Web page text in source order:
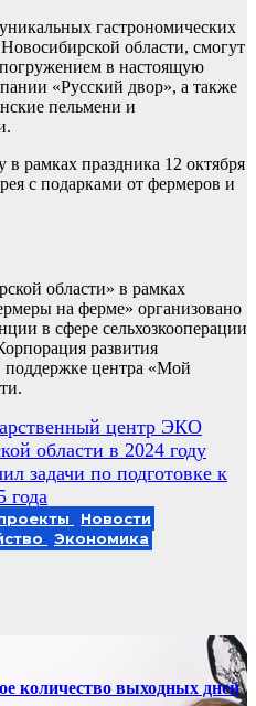
гастрономических
области, смогут
в настоящую
«Русский двор», а также
пельмени и
рамках праздника 12 октября
с подарками от фермеров и
области» в рамках
на ферме» организовано
в сфере сельхозкооперации
развития
поддержке центра «Мой
центр ЭКО
области в 2024 году
задачи по подготовке к
года
Новости
Экономика
количество выходных дней